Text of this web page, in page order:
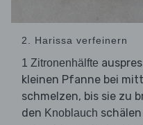
2. Harissa verfeinern
1 Zitronenhälfte
kleinen Pfanne bei
schmelzen, bis sie zu
den Knoblauch